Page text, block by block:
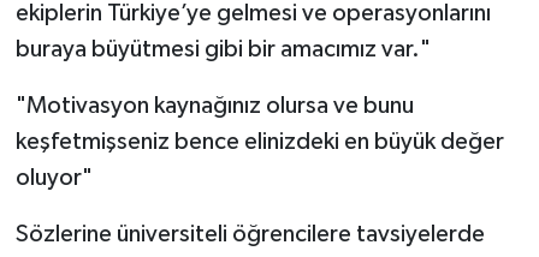
ekiplerin Türkiye’ye gelmesi ve operasyonlarını
buraya büyütmesi gibi bir amacımız var."
"Motivasyon kaynağınız olursa ve bunu
keşfetmişseniz bence elinizdeki en büyük değer
oluyor"
Sözlerine üniversiteli öğrencilere tavsiyelerde